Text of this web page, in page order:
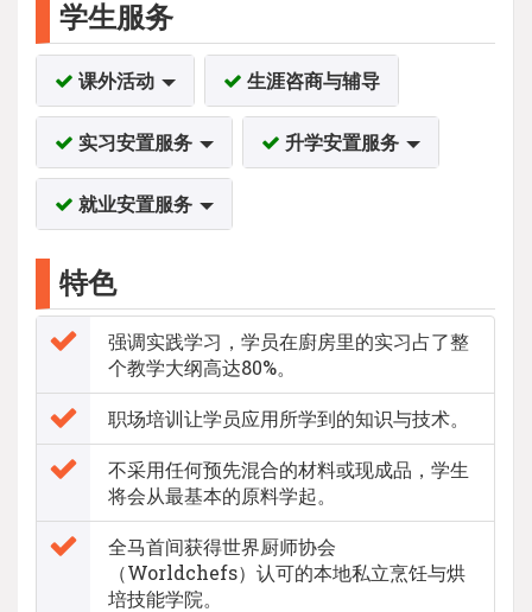
学生服务
课外活动 生涯咨商与辅导
实习安置服务 升学安置服务
就业安置服务
特色
强调实践学习，学员在廚房里的实习占了整
个教学大纲高达80%。
职场培训让学员应用所学到的知识与技术。
不采用任何预先混合的材料或现成品，学生
将会从最基本的原料学起。
全马首间获得世界厨师协会
（Worldchefs）认可的本地私立烹饪与烘
培技能学院。